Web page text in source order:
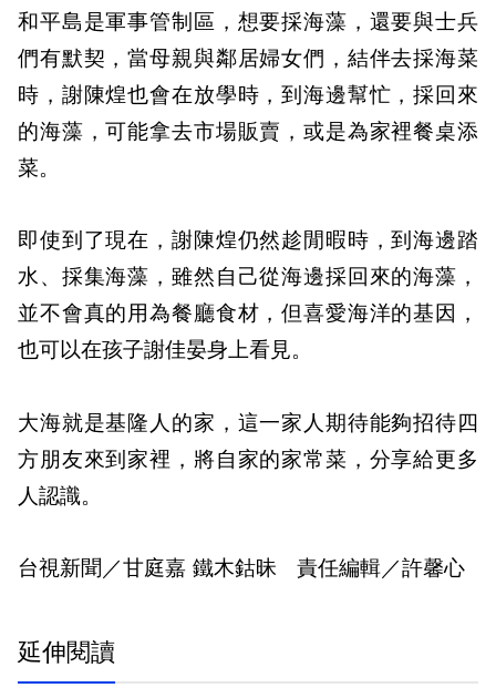
和平島是軍事管制區，想要採海藻，還要與士兵
們有默契，當母親與鄰居婦女們，結伴去採海菜
時，謝陳煌也會在放學時，到海邊幫忙，採回來
的海藻，可能拿去市場販賣，或是為家裡餐桌添
菜。
即使到了現在，謝陳煌仍然趁閒暇時，到海邊踏
水、採集海藻，雖然自己從海邊採回來的海藻，
並不會真的用為餐廳食材，但喜愛海洋的基因，
也可以在孩子謝佳晏身上看見。
大海就是基隆人的家，這一家人期待能夠招待四
方朋友來到家裡，將自家的家常菜，分享給更多
人認識。
台視新聞／甘庭嘉 鐵木鈷昧 責任編輯／許馨心
延伸閱讀